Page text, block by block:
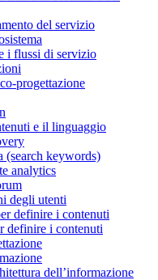
del servizio
i flussi di servizio
progettazione
e il linguaggio
(search keywords)
analytics
degli utenti
definire i contenuti
definire i contenuti
dell’informazione